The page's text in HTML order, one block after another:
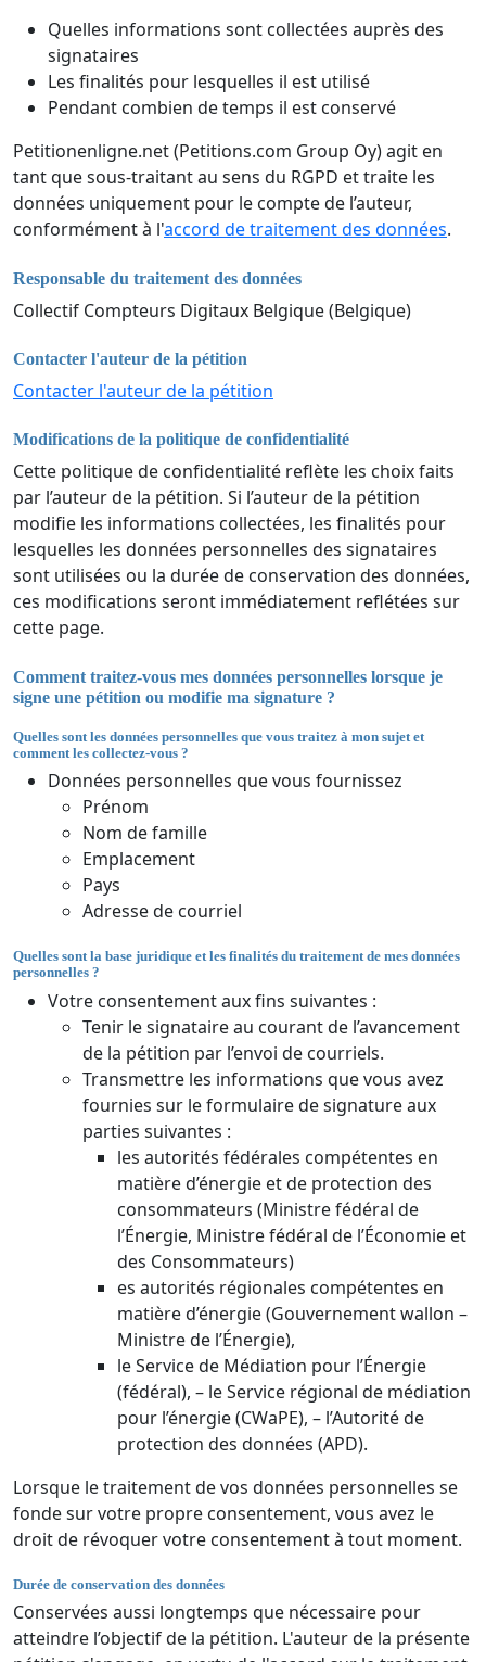
Quelles informations sont collectées auprès des
signataires
Les finalités pour lesquelles il est utilisé
Pendant combien de temps il est conservé
Petitionenligne.net (Petitions.com Group Oy) agit en
tant que sous-traitant au sens du RGPD et traite les
données uniquement pour le compte de l’auteur,
conformément à l'accord de traitement des données.
Responsable du traitement des données
Collectif Compteurs Digitaux Belgique (Belgique)
Contacter l'auteur de la pétition
Contacter l'auteur de la pétition
Modifications de la politique de confidentialité
Cette politique de confidentialité reflète les choix faits
par l’auteur de la pétition. Si l’auteur de la pétition
modifie les informations collectées, les finalités pour
lesquelles les données personnelles des signataires
sont utilisées ou la durée de conservation des données,
ces modifications seront immédiatement reflétées sur
cette page.
Comment traitez-vous mes données personnelles lorsque je
signe une pétition ou modifie ma signature ?
Quelles sont les données personnelles que vous traitez à mon sujet et
comment les collectez-vous ?
Données personnelles que vous fournissez
Prénom
Nom de famille
Emplacement
Pays
Adresse de courriel
Quelles sont la base juridique et les finalités du traitement de mes données
personnelles ?
Votre consentement aux fins suivantes :
Tenir le signataire au courant de l’avancement
de la pétition par l’envoi de courriels.
Transmettre les informations que vous avez
fournies sur le formulaire de signature aux
parties suivantes :
les autorités fédérales compétentes en
matière d’énergie et de protection des
consommateurs (Ministre fédéral de
l’Énergie, Ministre fédéral de l’Économie et
des Consommateurs)
es autorités régionales compétentes en
matière d’énergie (Gouvernement wallon –
Ministre de l’Énergie),
le Service de Médiation pour l’Énergie
(fédéral), – le Service régional de médiation
pour l’énergie (CWaPE), – l’Autorité de
protection des données (APD).
Lorsque le traitement de vos données personnelles se
fonde sur votre propre consentement, vous avez le
droit de révoquer votre consentement à tout moment.
Durée de conservation des données
Conservées aussi longtemps que nécessaire pour
atteindre l’objectif de la pétition. L'auteur de la présente